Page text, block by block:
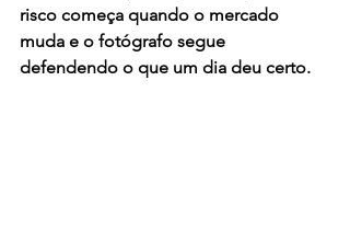
risco começa quando o mercado
muda e o fotógrafo segue
defendendo o que um dia deu certo.